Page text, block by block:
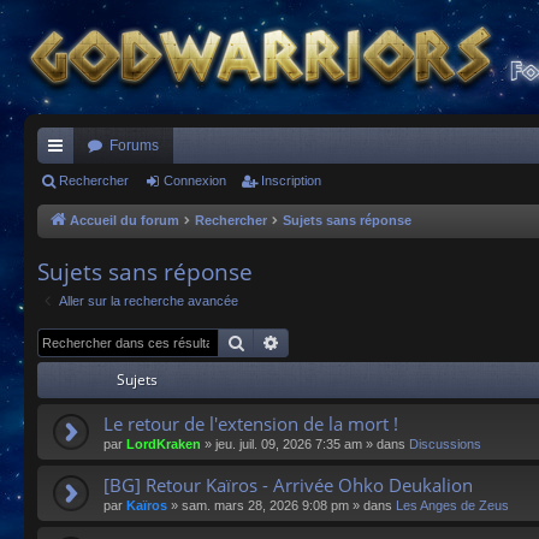
ac
co
s
Forums
Rechercher Connexion Inscription
Accueil du forum Rechercher Sujets sans réponse
Sujets sans réponse
Aller sur la recherche avancée
Rechercher
Sujets
Le retour de l'extension de la mort !
par LordKraken » jeu. juil. 09, 2026 7:35 am » dans Discussions
[BG] Retour Kaïros - Arrivée Ohko Deukalion
par Kaïros » sam. mars 28, 2026 9:08 pm » dans Les Anges de Zeus